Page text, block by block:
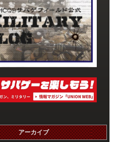
アーカイブ